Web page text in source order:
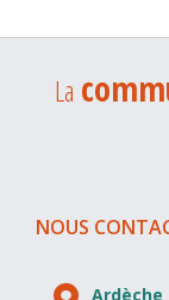
La
NOUS
Ardèche